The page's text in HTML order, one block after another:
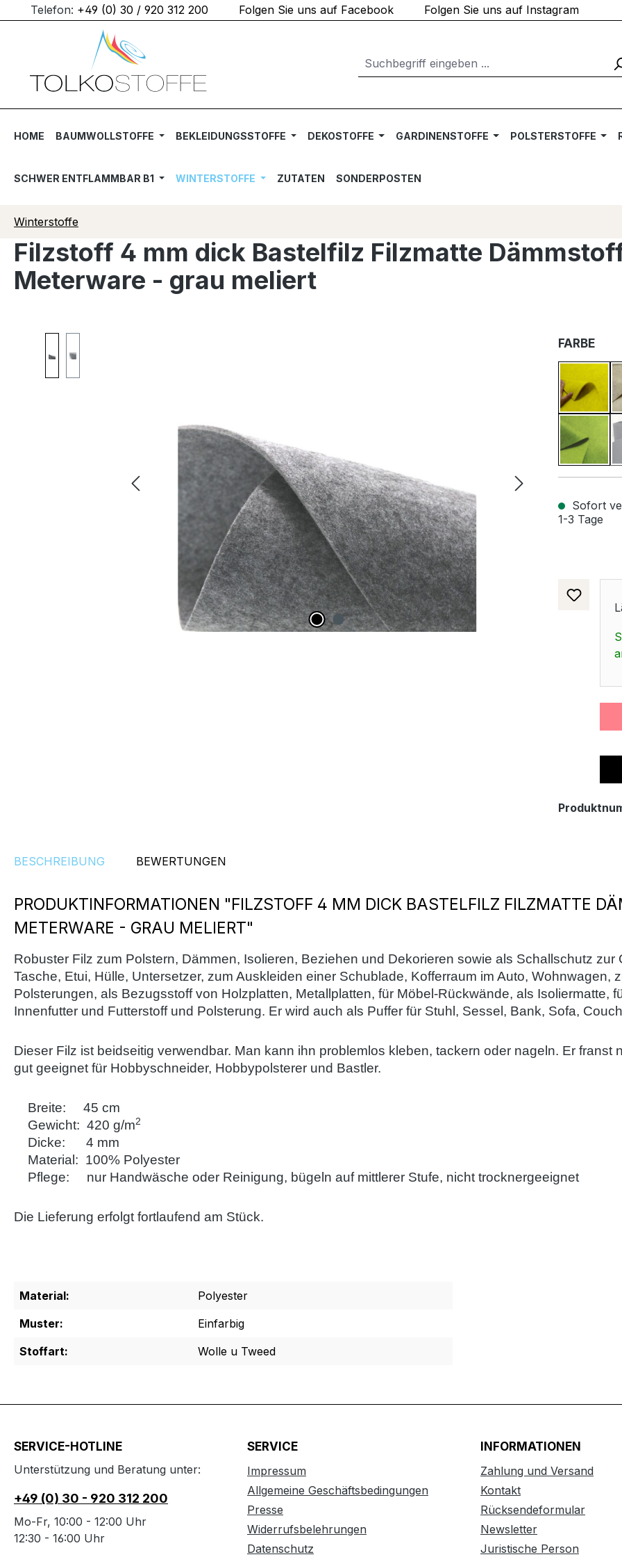
Hauptinhalt springen
Zur Suche springen
Zur Hauptnavigation springen
Telefon: +49 (0) 30 / 920 312 200 Folgen Sie uns auf Facebook Folgen Sie uns auf Instagram
HOME BAUMWOLLSTOFFE BEKLEIDUNGSSTOFFE DEKOSTOFFE GARDINENSTOFFE POLSTERSTOFFE
SCHWER ENTFLAMMBAR B1 WINTERSTOFFE ZUTATEN SONDERPOSTEN
Winterstoffe
Filzstoff 4 mm dick Bastelfilz Filzmatte
Meterware - grau meliert
FARBE
Raps
Lind
Sofort
1-3 Tage
BESCHREIBUNG BEWERTUNGEN
PRODUKTINFORMATIONEN "FILZSTOFF 4 MM DICK BASTELFILZ FILZMATTE
METERWARE - GRAU MELIERT"
Robuster Filz zum Polstern, Dämmen, Isolieren, Beziehen und Dekorieren sowie als Schallschutz zur
Tasche, Etui, Hülle, Untersetzer, zum Auskleiden einer Schublade, Kofferraum im Auto, Wohnwagen,
Polsterungen, als Bezugsstoff von Holzplatten, Metallplatten, für Möbel-Rückwände, als Isoliermatte,
Innenfutter und Futterstoff und Polsterung. Er wird auch als Puffer für Stuhl, Sessel, Bank, Sofa,
Dieser Filz ist beidseitig verwendbar. Man kann ihn problemlos kleben, tackern oder nageln. Er franst
gut geeignet für Hobbyschneider, Hobbypolsterer und Bastler.
Breite: 45 cm
Gewicht: 420 g/m2
Dicke: 4 mm
Material: 100% Polyester
Pflege: nur Handwäsche oder Reinigung, bügeln auf mittlerer Stufe, nicht trocknergeeignet
Die Lieferung erfolgt fortlaufend am Stück.
Material:
Polyester
Muster:
Einfarbig
Stoffart:
Wolle u Tweed
SERVICE-HOTLINE
Unterstützung und Beratung unter:
+49 (0) 30 - 920 312 200
Mo-Fr, 10:00 - 12:00 Uhr
12:30 - 16:00 Uhr
SERVICE
Impressum
Allgemeine Geschäftsbedingungen
Presse
Widerrufsbelehrungen
Datenschutz
INFORMATIONEN
Zahlung und Versand
Kontakt
Rücksendeformular
Newsletter
Juristische Person